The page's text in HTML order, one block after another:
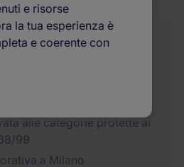
Opportunità di carriera
alle categorie protette ai
99
a Milano
e risorse
la tua esperienza è
e coerente con